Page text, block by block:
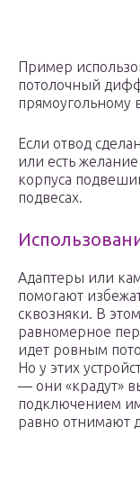
Пример
потолочный
прямоугольному
Если отвод
или есть
корпуса
подвесах.
Адаптеры или
помогают
сквозняки. В
равномерное
идет ровным
Но у этих
— они «крадут»
подключением
равно отнимают